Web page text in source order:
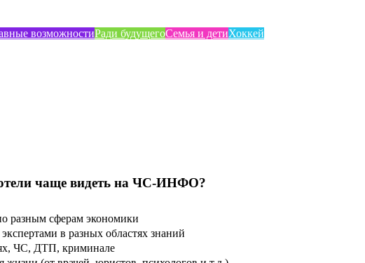
возможностиРади будущегоСемья и детиХоккей
чаще видеть на ЧС-ИНФО?
разным сферам экономики
в разных областях знаний
ЧС, ДТП, криминале